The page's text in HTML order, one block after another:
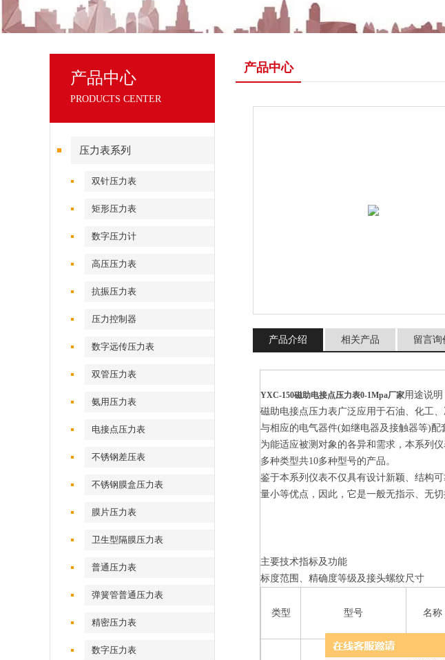
产品中心
PRODUCTS CENTER
压力表系列
双针压力表
矩形压力表
数字压力计
高压压力表
抗振压力表
压力控制器
数字远传压力表
双管压力表
氨用压力表
电接点压力表
不锈钢差压表
不锈钢膜盒压力表
膜片压力表
卫生型隔膜压力表
普通压力表
弹簧管普通压力表
精密压力表
数字压力表
产品中心
产品介绍 相关产品 留言询
YXC-150磁助电接点压力表0-1Mpa厂家用途说明
磁助电接点压力表广泛应用于石油、化工
与相应的电气器件(如继电器及接触器等)
为能适应被测对象的各异和需求，本系列
多种类型共10多种型号的产品。
鉴于本系列仪表不仅具有设计新颖、结构
量小等优点，因此，它是一般无指示、无
主要技术指标及功能
标度范围、精确度等级及接头螺纹尺寸
类型 型号 名称
YXC-100